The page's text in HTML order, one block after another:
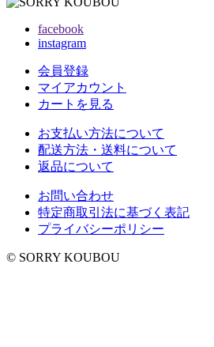
facebook
instagram
会員登録
マイアカウント
カートを見る
お支払い方法について
配送方法・送料について
返品について
お問い合わせ
特定商取引法に基づく表記
プライバシーポリシー
© SORRY KOUBOU